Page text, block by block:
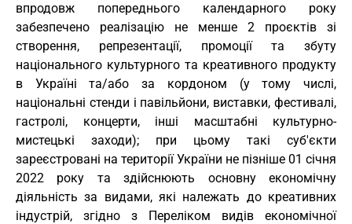
впродовж попереднього календарного року
забезпечено реалізацію не менше 2 проєктів зі
створення, репрезентації, промоції та збуту
національного культурного та креативного продукту
в Україні та/або за кордоном (у тому числі,
національні стенди і павільйони, виставки, фестивалі,
гастролі, концерти, інші масштабні культурно-
мистецькі заходи); при цьому такі суб'єкти
зареєстровані на території України не пізніше 01 січня
2022 року та здійснюють основну економічну
діяльність за видами, які належать до креативних
індустрій, згідно з Переліком видів економічної